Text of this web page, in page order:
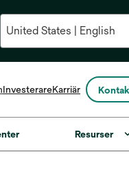
Investerareopens
a
Karriär
Resurser